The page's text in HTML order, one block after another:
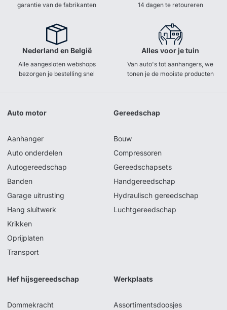
garantie van de fabrikanten
14 dagen te retoureren
Nederland en België
Alle aangesloten webshops
bezorgen je bestelling snel
Alles voor je tuin
Van auto's tot aanhangers, we
tonen je de mooiste producten
Auto motor
Aanhanger
Auto onderdelen
Autogereedschap
Banden
Garage uitrusting
Hang sluitwerk
Krikken
Oprijplaten
Transport
Gereedschap
Bouw
Compressoren
Gereedschapsets
Handgereedschap
Hydraulisch gereedschap
Luchtgereedschap
Hef hijsgereedschap
Dommekracht
Werkplaats
Assortimentsdoosjes